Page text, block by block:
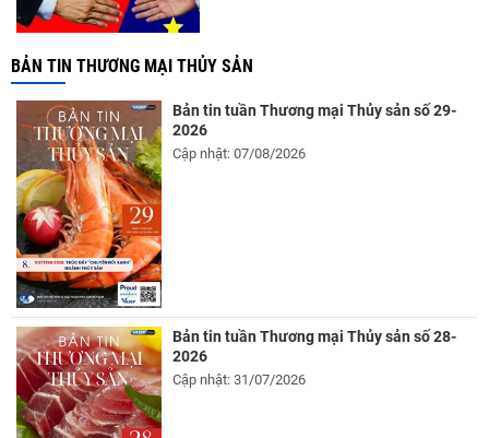
BẢN TIN THƯƠNG MẠI THỦY SẢN
Bản tin tuần Thương mại Thủy sản số 29-
2026
Cập nhật: 07/08/2026
Bản tin tuần Thương mại Thủy sản số 28-
2026
Cập nhật: 31/07/2026